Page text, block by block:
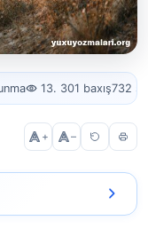
13. 301 baxış732
+ –